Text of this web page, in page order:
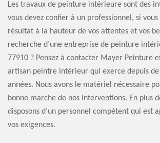
Les travaux de peinture intérieure sont des
vous devez confier à un professionnel, si
résultat à la hauteur de vos attentes et vos
recherche d’une entreprise de peinture
77910 ? Pensez à contacter Mayer Peinture
artisan peintre intérieur qui exerce depuis de
années. Nous avons le matériel nécessaire
bonne marche de nos interventions. En plus
disposons d’un personnel compétent qui est
vos exigences.